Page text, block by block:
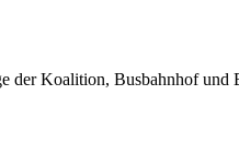
der Koalition, Busbahnhof und